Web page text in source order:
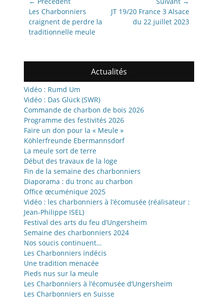
de
l’article
Article
précédent:
Les Charbonniers
craignent de perdre la
traditionnelle meule
Article
suivant:
JT 19/20 France 3 Alsace
du 22 juillet 2023
Actualités
Vidéo : Rumd Um
Vidéo : Das Glück (SWR)
Commande de charbon de bois 2026
Programme des festivités 2026
Faire un don pour la « Meule »
Köhlerfreunde Ebermannsdorf
La meule sort de terre
Début des travaux de la loge
Fin de la semaine des charbonniers
Diaporama : du tronc au charbon
Office œcuménique 2025
Vidéo : les charbonniers à l’écomusée (réalisateur :
Jean-Philippe ISEL)
Festival des arts du feu d’Ungersheim
Semaine des charbonniers 2024
Nos soucis continuent…
Les Charbonniers indécis
Une tradition menacée
Pieds nus sur la meule
Les Charbonniers à l’écomusée d’Ungersheim
Les Charbonniers en Suisse